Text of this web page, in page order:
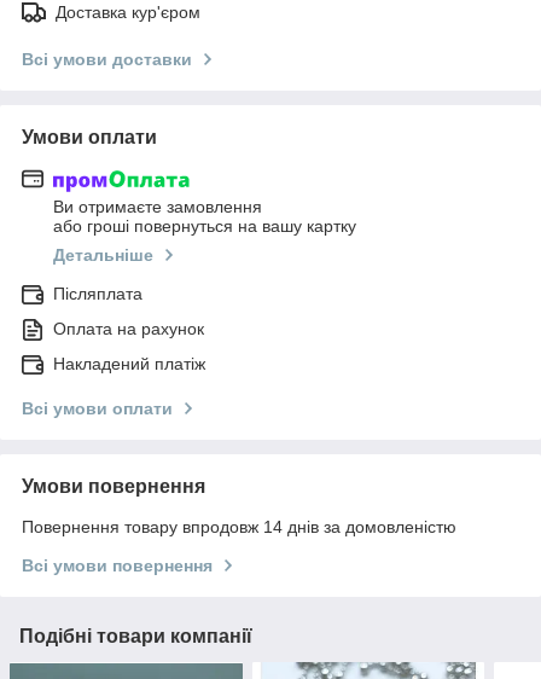
Доставка кур'єром
Всі умови доставки
Умови оплати
Ви отримаєте замовлення
або гроші повернуться на вашу картку
Детальніше
Післяплата
Оплата на рахунок
Накладений платіж
Всі умови оплати
Умови повернення
Повернення товару впродовж 14 днів за домовленістю
Всі умови повернення
Подібні товари компанії